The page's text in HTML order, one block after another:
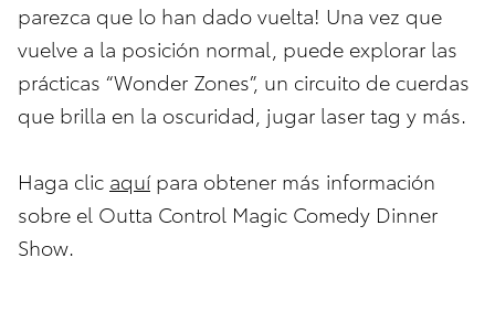
parezca que lo han dado vuelta! Una vez que
vuelve a la posición normal, puede explorar las
prácticas “Wonder Zones”, un circuito de cuerdas
que brilla en la oscuridad, jugar laser tag y más.
Haga clic aquípara obtener más información
sobre el Outta Control Magic Comedy Dinner
Show.